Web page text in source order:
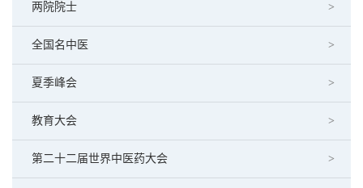
两院院士
全国名中医
夏季峰会
教育大会
第二十二届世界中医药大会